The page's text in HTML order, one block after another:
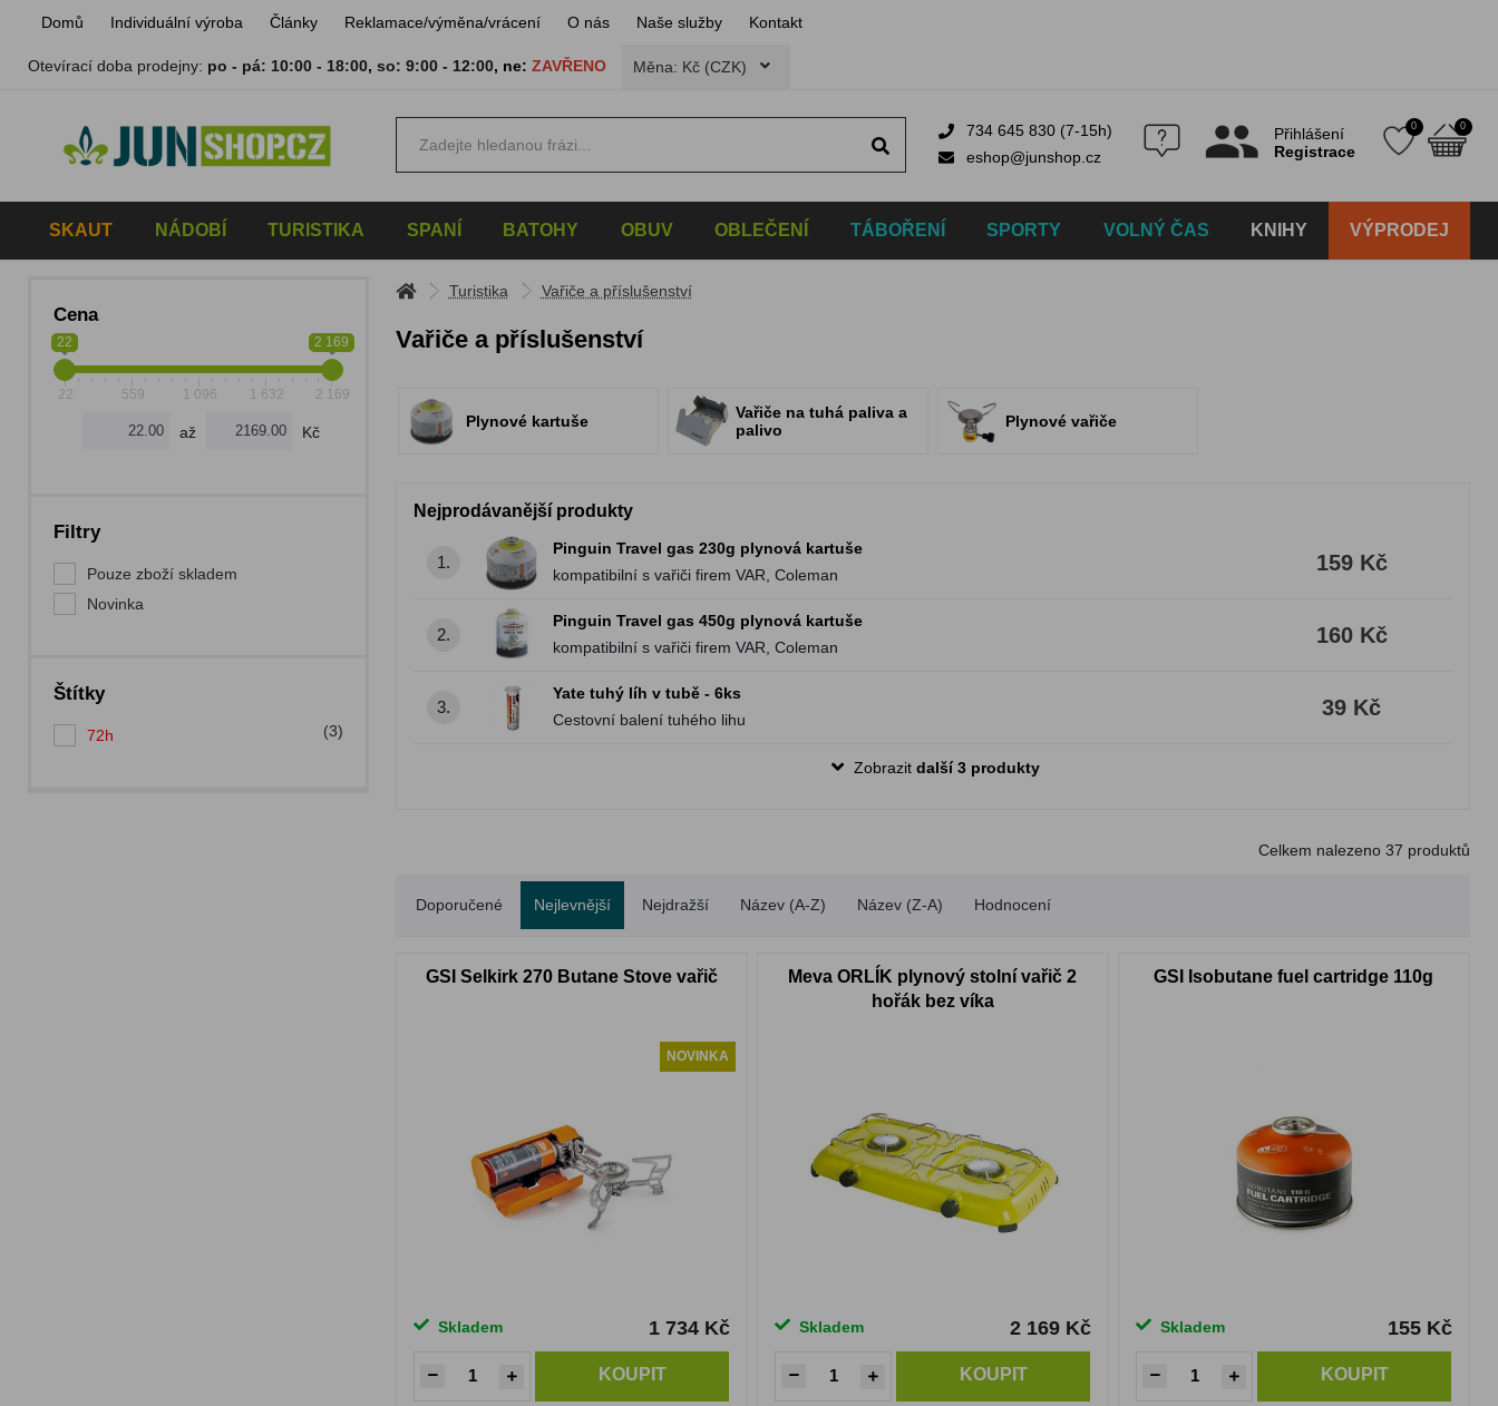
Domů Individuální výroba Články Reklamace/výměna/vrácení O nás Naše služby Kontakt
Otevírací doba prodejny: po - pá: 10:00 - 18:00,so: 9:00 - 12:00, ne: ZAVŘENO Měna: Kč (CZK)
734 645 830 (7-15h)
eshop@junshop.cz
Přihlášení
Registrace
0 0
SKAUT NÁDOBÍ TURISTIKA SPANÍ BATOHY OBUV OBLEČENÍ TÁBOŘENÍ SPORTY VOLNÝ ČAS KNIHY VÝPRODEJ
Cena
22 2 169
22 559 1 096 1 632 2 169
až Kč
Filtry
Pouze zboží skladem
Novinka
Štítky
72h (3)
Turistika Vařiče a příslušenství
Vařiče a příslušenství
Plynové kartuše
Vařiče na tuhá paliva a
palivo
Plynové vařiče
Nejprodávanější produkty
1.
Pinguin Travel gas 230g plynová kartuše
kompatibilní s vařiči firem VAR, Coleman
159 Kč
2.
Pinguin Travel gas 450g plynová kartuše
kompatibilní s vařiči firem VAR, Coleman
160 Kč
3.
Yate tuhý líh v tubě - 6ks
Cestovní balení tuhého lihu
39 Kč
Zobrazitdalší 3 produkty
Celkem nalezeno 37 produktů
Doporučené Nejlevnější Nejdražší Název (A-Z) Název (Z-A) Hodnocení
GSI Selkirk 270 Butane Stove vařič
NOVINKA
Skladem 1 734 Kč
KOUPIT
Meva ORLÍK plynový stolní vařič 2
hořák bez víka
Skladem 2 169 Kč
KOUPIT
GSI Isobutane fuel cartridge 110g
Skladem 155 Kč
KOUPIT